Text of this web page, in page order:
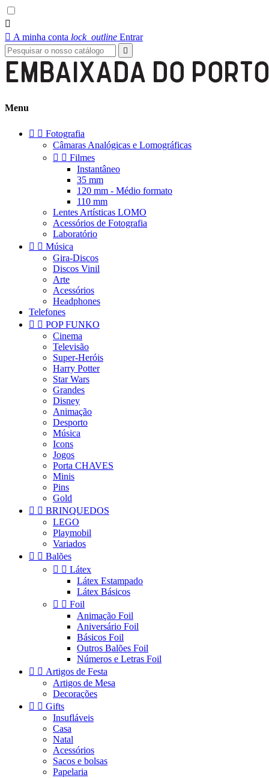

 A minha conta lock_outline Entrar

Menu
  Fotografia
Câmaras Analógicas e Lomográficas
  Filmes
Instantâneo
35 mm
120 mm - Médio formato
110 mm
Lentes Artísticas LOMO
Acessórios de Fotografia
Laboratório
  Música
Gira-Discos
Discos Vinil
Arte
Acessórios
Headphones
Telefones
  POP FUNKO
Cinema
Televisão
Super-Heróis
Harry Potter
Star Wars
Grandes
Disney
Animação
Desporto
Música
Icons
Jogos
Porta CHAVES
Minis
Pins
Gold
  BRINQUEDOS
LEGO
Playmobil
Variados
  Balões
  Látex
Látex Estampado
Látex Básicos
  Foil
Animação Foil
Aniversário Foil
Básicos Foil
Outros Balões Foil
Números e Letras Foil
  Artigos de Festa
Artigos de Mesa
Decorações
  Gifts
Insufláveis
Casa
Natal
Acessórios
Sacos e bolsas
Papelaria